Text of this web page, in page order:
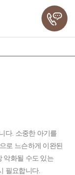
다. 소중한 아기를
로 느슨하게 이완된
악화될 수도 있는
필요합니다.